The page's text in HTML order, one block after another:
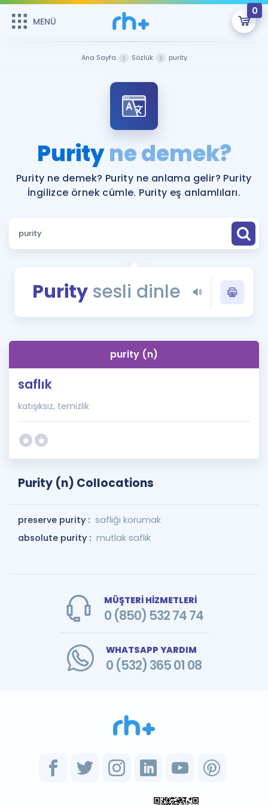
MENÜ
0
Şifremi Hatırlamıyorum
ÜYE DEĞİLİM
Sepetin Şu An Boş.
Remzi Hoca ile seni sınava hazırlayacak onlarca eğitim seni
bekliyor!
MENÜ
Katılımcı Görüşleri
Faydalı Araçlar
Sözlük
Rehberlik Aracı
Blog
İngilizce Gramer
Ana Sayfa Sözlük purity
Purityne demek?
Purity ne demek? Purity ne anlama gelir? Purity
İngilizce örnek cümle. Purity eş anlamlıları.
Purity sesli dinle
purity (n)
saflık
katışıksız, temizlik
Purity (n) Collocations
preserve purity : saflığı korumak
absolute purity : mutlak saflık
MÜŞTERİ HİZMETLERİ
0 (850) 532 74 74
WHATSAPP YARDIM
0 (532) 365 01 08